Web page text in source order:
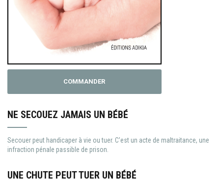
COMMANDER
NE SECOUEZ JAMAIS UN BÉBÉ
Secouer peut handicaper à vie ou tuer. C’est un acte de maltraitance, une
infraction pénale passible de prison.
UNE CHUTE PEUT TUER UN BÉBÉ